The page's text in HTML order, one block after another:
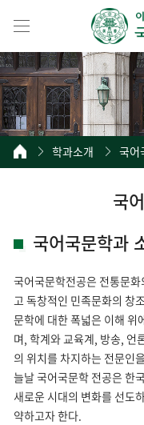
학과소개 국어
국
국어국문학과
국어국문학전공은 전통문
고 독창적인 민족문화의 창
문학에 대한 폭넓은 이해 위
며, 학계와 교육계, 방송, 언
의 위치를 차지하는 전문인
늘날 국어국문학 전공은 한
새로운 시대의 변화를 선도
약하고자 한다.